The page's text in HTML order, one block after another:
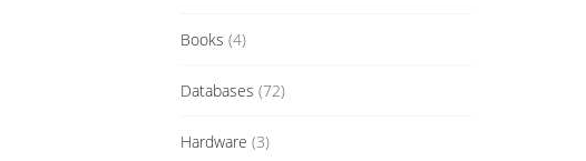
Books (4)
Databases (72)
Hardware (3)